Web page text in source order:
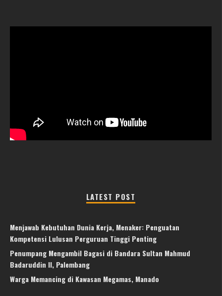
LATEST POST
Menjawab Kebutuhan Dunia Kerja, Menaker: Penguatan
Kompetensi Lulusan Perguruan Tinggi Penting
Penumpang Mengambil Bagasi di Bandara Sultan Mahmud
Badaruddin II, Palembang
Warga Memancing di Kawasan Megamas, Manado